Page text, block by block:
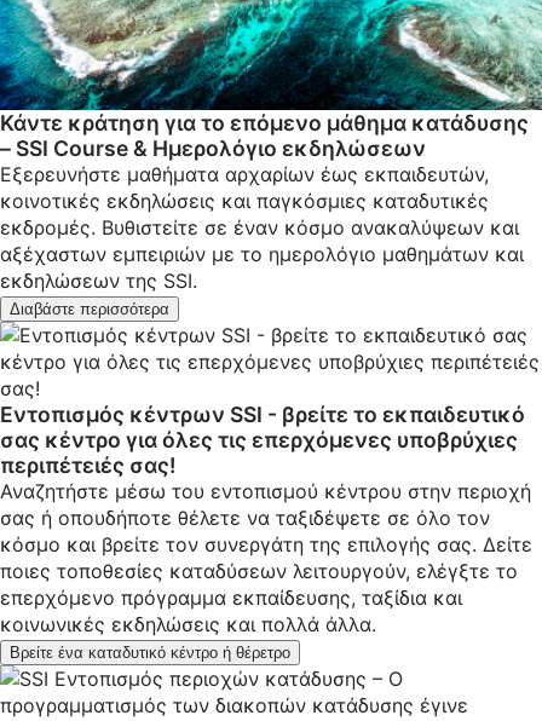
Κάντε κράτηση για το επόμενο μάθημα κατάδυσης
– SSI Course & Ημερολόγιο εκδηλώσεων
Εξερευνήστε μαθήματα αρχαρίων έως εκπαιδευτών,
κοινοτικές εκδηλώσεις και παγκόσμιες καταδυτικές
εκδρομές. Βυθιστείτε σε έναν κόσμο ανακαλύψεων και
αξέχαστων εμπειριών με το ημερολόγιο μαθημάτων και
εκδηλώσεων της SSI.
Διαβάστε περισσότερα
Εντοπισμός κέντρων SSI - βρείτε το εκπαιδευτικό
σας κέντρο για όλες τις επερχόμενες υποβρύχιες
περιπέτειές σας!
Αναζητήστε μέσω του εντοπισμού κέντρου στην περιοχή
σας ή οπουδήποτε θέλετε να ταξιδέψετε σε όλο τον
κόσμο και βρείτε τον συνεργάτη της επιλογής σας. Δείτε
ποιες τοποθεσίες καταδύσεων λειτουργούν, ελέγξτε το
επερχόμενο πρόγραμμα εκπαίδευσης, ταξίδια και
κοινωνικές εκδηλώσεις και πολλά άλλα.
Βρείτε ένα καταδυτικό κέντρο ή θέρετρο